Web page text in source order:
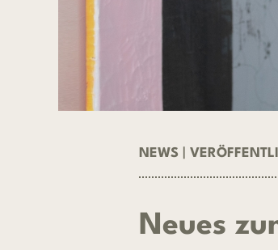
NEWS
Neues